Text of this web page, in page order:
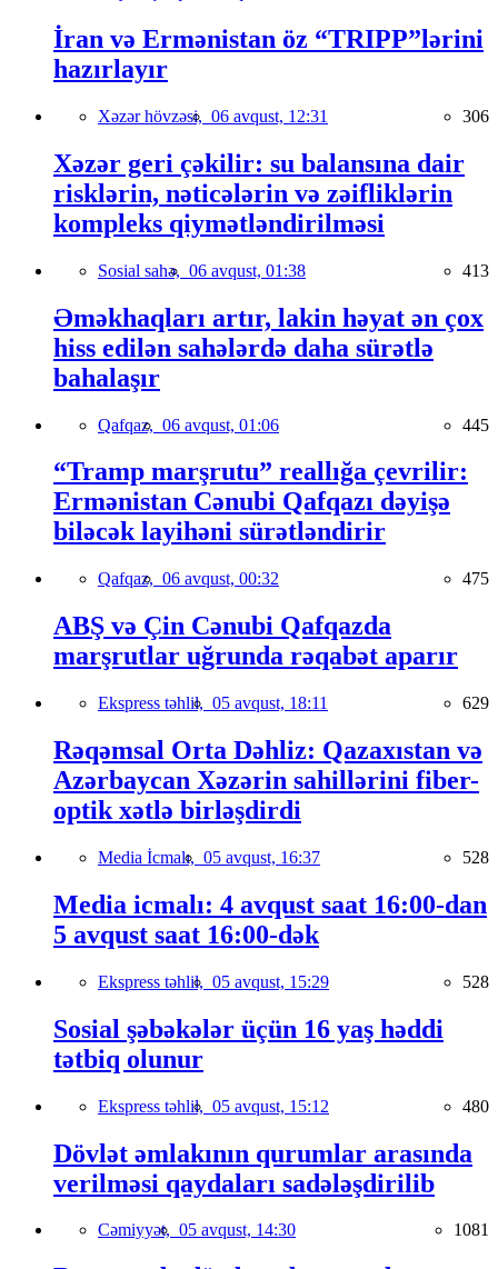
İran və Ermənistan öz “TRIPP”lərini
hazırlayır
Xəzər hövzəsi, 06 avqust, 12:31 306
Xəzər geri çəkilir: su balansına dair
risklərin, nəticələrin və zəifliklərin
kompleks qiymətləndirilməsi
Sosial sahə, 06 avqust, 01:38 413
Əməkhaqları artır, lakin həyat ən çox
hiss edilən sahələrdə daha sürətlə
bahalaşır
Qafqaz, 06 avqust, 01:06 445
“Tramp marşrutu” reallığa çevrilir:
Ermənistan Cənubi Qafqazı dəyişə
biləcək layihəni sürətləndirir
Qafqaz, 06 avqust, 00:32 475
ABŞ və Çin Cənubi Qafqazda
marşrutlar uğrunda rəqabət aparır
Ekspress təhlil, 05 avqust, 18:11 629
Rəqəmsal Orta Dəhliz: Qazaxıstan və
Azərbaycan Xəzərin sahillərini fiber-
optik xətlə birləşdirdi
Media İcmalı, 05 avqust, 16:37 528
Media icmalı: 4 avqust saat 16:00-dan
5 avqust saat 16:00-dək
Ekspress təhlil, 05 avqust, 15:29 528
Sosial şəbəkələr üçün 16 yaş həddi
tətbiq olunur
Ekspress təhlil, 05 avqust, 15:12 480
Dövlət əmlakının qurumlar arasında
verilməsi qaydaları sadələşdirilib
Cəmiyyət, 05 avqust, 14:30 1081